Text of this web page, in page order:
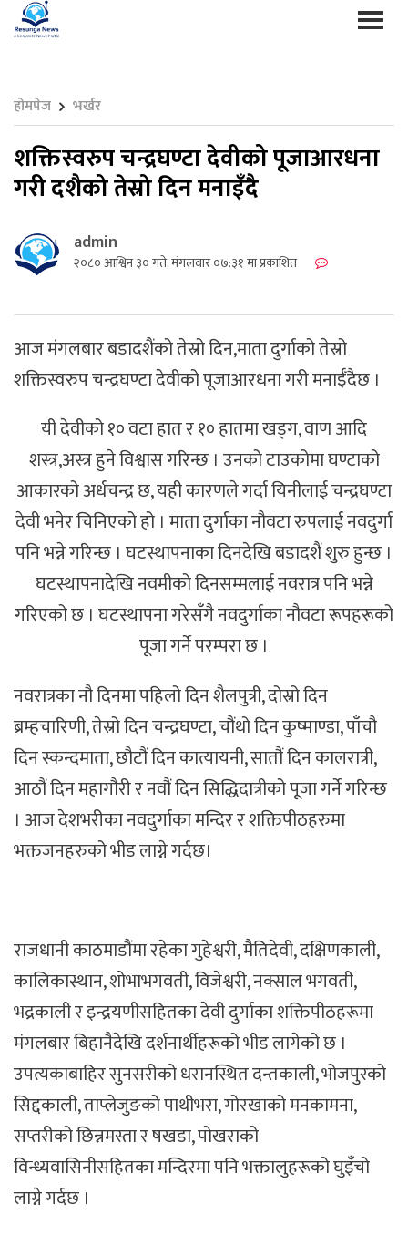
होमपेज भर्खर
शक्तिस्वरुप चन्द्रघण्टा देवीको पूजाआरधना
गरी दशैको तेस्रो दिन मनाइँदै
admin
२०८० आश्विन ३० गते, मंगलवार ०७:३१ मा प्रकाशित
आज मंगलबार बडादशैंको तेस्रो दिन,माता दुर्गाको तेस्रो
शक्तिस्वरुप चन्द्रघण्टा देवीको पूजाआरधना गरी मनाईँदैछ ।
यी देवीको १० वटा हात र १० हातमा खड्ग, वाण आदि
शस्त्र,अस्त्र हुने विश्वास गरिन्छ । उनको टाउकोमा घण्टाको
आकारको अर्धचन्द्र छ, यही कारणले गर्दा यिनीलाई चन्द्रघण्टा
देवी भनेर चिनिएको हो । माता दुर्गाका नौवटा रुपलाई नवदुर्गा
पनि भन्ने गरिन्छ । घटस्थापनाका दिनदेखि बडादशैं शुरु हुन्छ ।
घटस्थापनादेखि नवमीको दिनसम्मलाई नवरात्र पनि भन्ने
गरिएको छ । घटस्थापना गरेसँगै नवदुर्गाका नौवटा रूपहरूको
पूजा गर्ने परम्परा छ ।
नवरात्रका नौ दिनमा पहिलो दिन शैलपुत्री, दोस्रो दिन
ब्रम्हचारिणी, तेस्रो दिन चन्द्रघण्टा, चौंथो दिन कुष्माण्डा, पाँचौ
दिन स्कन्दमाता, छौटौं दिन कात्यायनी, सातौं दिन कालरात्री,
आठौं दिन महागौरी र नवौं दिन सिद्धिदात्रीको पूजा गर्ने गरिन्छ
। आज देशभरीका नवदुर्गाका मन्दिर र शक्तिपीठहरुमा
भक्तजनहरुको भीड लाग्ने गर्दछ।
राजधानी काठमाडौंमा रहेका गुहेश्वरी, मैतिदेवी, दक्षिणकाली,
कालिकास्थान, शोभाभगवती, विजेश्वरी, नक्साल भगवती,
भद्रकाली र इन्द्रयणीसहितका देवी दुर्गाका शक्तिपीठहरूमा
मंगलबार बिहानैदेखि दर्शनार्थीहरूको भीड लागेको छ ।
उपत्यकाबाहिर सुनसरीको धरानस्थित दन्तकाली, भोजपुरको
सिद्दकाली, ताप्लेजुङको पाथीभरा, गोरखाको मनकामना,
सप्तरीको छिन्नमस्ता र षखडा, पोखराको
विन्ध्यवासिनीसहितका मन्दिरमा पनि भक्तालुहरूको घुइँचो
लाग्ने गर्दछ ।